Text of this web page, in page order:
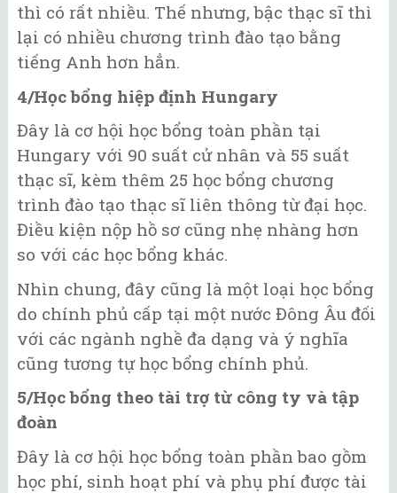
thì có rất nhiều. Thế nhưng, bậc thạc sĩ thì
lại có nhiều chương trình đào tạo bằng
tiếng Anh hơn hẳn.
4/Học bổng hiệp định Hungary
Đây là cơ hội học bổng toàn phần tại
Hungary với 90 suất cử nhân và 55 suất
thạc sĩ, kèm thêm 25 học bổng chương
trình đào tạo thạc sĩ liên thông từ đại học.
Điều kiện nộp hồ sơ cũng nhẹ nhàng hơn
so với các học bổng khác.
Nhìn chung, đây cũng là một loại học bổng
do chính phủ cấp tại một nước Đông Âu đối
với các ngành nghề đa dạng và ý nghĩa
cũng tương tự học bổng chính phủ.
5/Học bổng theo tài trợ từ công ty và tập
đoàn
Đây là cơ hội học bổng toàn phần bao gồm
học phí, sinh hoạt phí và phụ phí được tài